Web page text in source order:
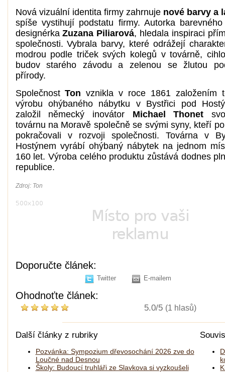
Nová vizuální identita firmy zahrnuje nové barvy a
spíše vystihují podstatu firmy. Autorka
designérkaZuzana Piliarová, hledala inspiraci
společnosti. Vybrala barvy, které odrážejí
modrou podle triček svých kolegů v továrně,
budov starého závodu a zelenou se žlutou
přírody.
SpolečnostTon vznikla v roce 1861 založením
výrobu ohýbaného nábytku v Bystřici pod
založil německý inovátor Michael Thonet
továrnu na Moravě společně se svými syny, kteří
pokračovali v rozvoji společnosti. Továrna v
Hostýnem vyrábí ohýbaný nábytek na jednom
160 let. Výroba celého produktu zůstává dodnes
republice.
Zdroj: Ton
Doporučte článek:
Twitter E-mailem
Ohodnoťte článek:
5.0/5 (1 hlasů)
Další články z rubriky
Pozvánka: Sympozium dřevosochání 2026 zve do
Loučné nad Desnou
Školy: Budoucí truhláři ze Slavkova si vyzkoušeli